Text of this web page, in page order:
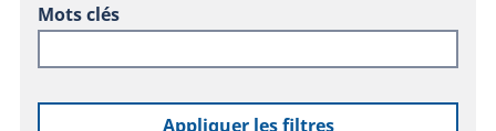
Mots clés
Appliquer les filtres